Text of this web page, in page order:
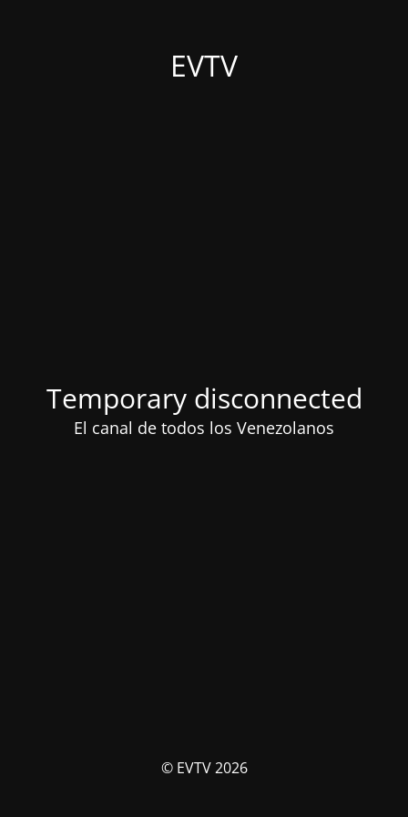
EVTV
Temporary disconnected
El canal de todos los Venezolanos
© EVTV 2026